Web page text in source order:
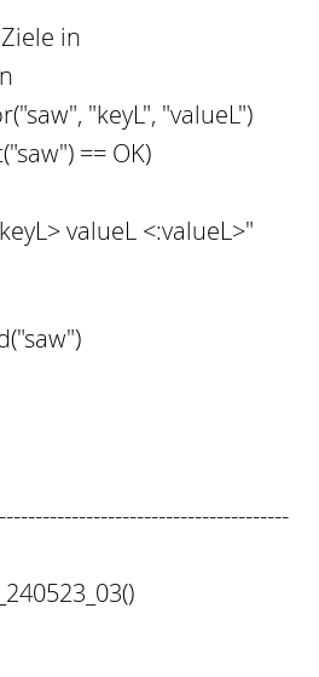
in
"keyL", "valueL")
== OK)
valueL <:valueL>"